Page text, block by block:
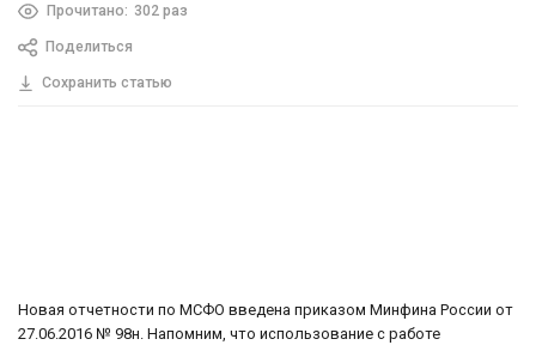
Прочитано: 302 раз
Поделиться
Сохранить статью
Новая отчетности по МСФО введена приказом Минфина России от
27.06.2016 № 98н. Напомним, что использование с работе